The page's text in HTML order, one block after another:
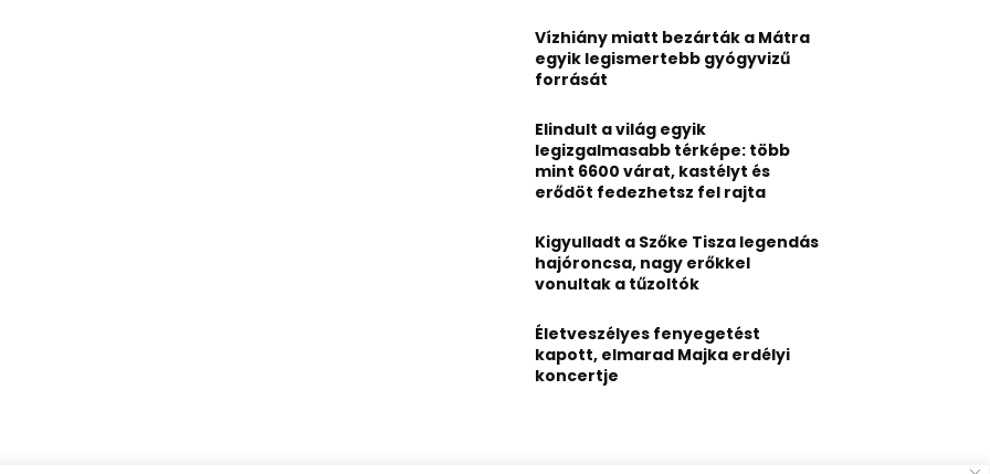
H
Vízhiány miatt bezárták a Mátra
egyik legismertebb gyógyvizű
forrását
Elindult a világ egyik
legizgalmasabb térképe: több
mint 6600 várat, kastélyt és
erődöt fedezhetsz fel rajta
Kigyulladt a Szőke Tisza legendás
hajóroncsa, nagy erőkkel
vonultak a tűzoltók
Életveszélyes fenyegetést
kapott, elmarad Majka erdélyi
koncertje